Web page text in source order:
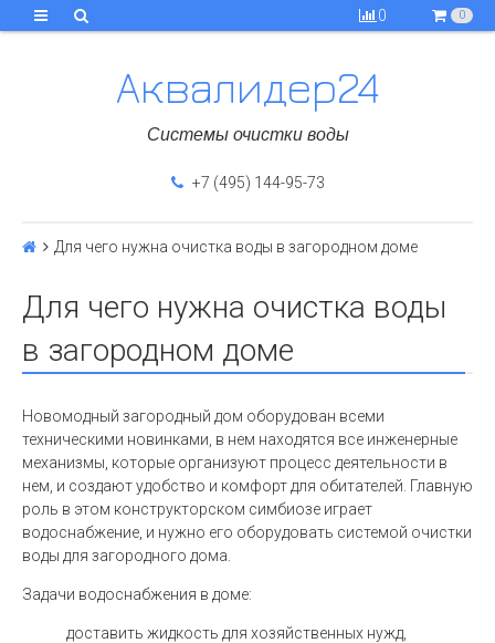
0 0
Аквалидер24
Системы очистки воды
+7 (495) 144-95-73
Для чего нужна очистка воды в загородном доме
Для чего нужна очистка воды
в загородном доме
Новомодный загородный дом оборудован всеми
техническими новинками, в нем находятся все инженерные
механизмы, которые организуют процесс деятельности в
нем, и создают удобство и комфорт для обитателей. Главную
роль в этом конструкторском симбиозе играет
водоснабжение, и нужно его оборудовать системой очистки
воды для загородного дома.
Задачи водоснабжения в доме:
доставить жидкость для хозяйственных нужд,